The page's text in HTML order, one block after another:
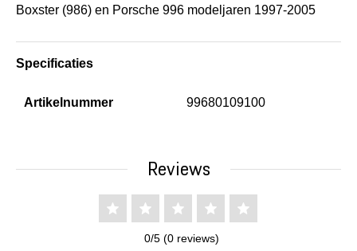
Boxster (986) en Porsche 996 modeljaren 1997-2005
Specificaties
Artikelnummer 99680109100
Reviews
0/5 (0 reviews)